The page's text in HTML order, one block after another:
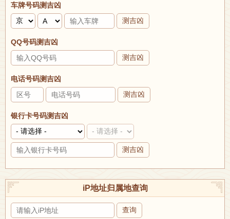
车牌号码测吉凶
测吉凶
QQ号码测吉凶
测吉凶
电话号码测吉凶
测吉凶
银行卡号码测吉凶
测吉凶
iP地址归属地查询
查询